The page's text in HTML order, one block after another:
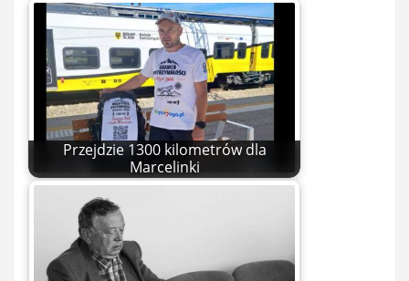
Przejdzie 1300 kilometrów dla
Marcelinki